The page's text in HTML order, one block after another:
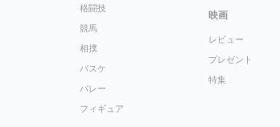
格闘技
競馬
相撲
バスケ
バレー
フィギュア
映画
レビュー
プレゼント
特集